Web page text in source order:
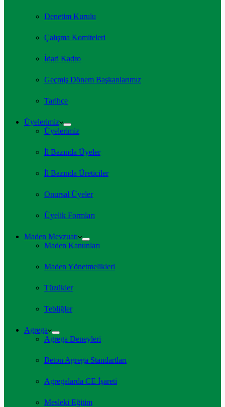
Denetim Kurulu
Çalışma Komiteleri
İdari Kadro
Geçmiş Dönem Başkanlarımız
Tarihçe
Üyelerimiz
Üyelerimiz
İl Bazında Üyeler
İl Bazında Üreticiler
Onursal Üyeler
Üyelik Formları
Maden Mevzuatı
Maden Kanunları
Maden Yönetmelikleri
Tüzükler
Tebliğler
Agrega
Agrega Deneyleri
Beton Agrega Standartları
Agregalarda CE İşareti
Mesleki Eğitim